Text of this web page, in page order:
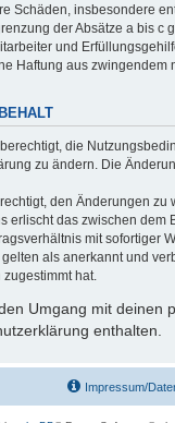
Schäden, insbesondere
der Absätze a bis c
und
Haftung aus zwingendem
die
zu ändern. Die
den Änderungen zu
erlischt das zwischen dem
mit sofortiger
als anerkannt und
hat.
Umgang mit deinen
enthalten.
Impressum/